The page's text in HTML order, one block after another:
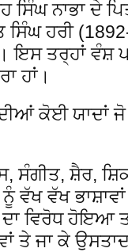
ਸਿੰਘ ਨਾਭਾ ਦੇ
ਸਿੰਘ ਹਰੀ
ਇਸ ਤਰ੍ਹਾਂ ਵੰਸ਼
ਹਾਂ।
ਕੋਈ ਯਾਦਾਂ
ਸੰਗੀਤ, ਸ਼ੈਰ,
ਵੱਖ
ਦਾ ਵਿਰੋਧ
ਤੇ ਜਾ ਕੇ